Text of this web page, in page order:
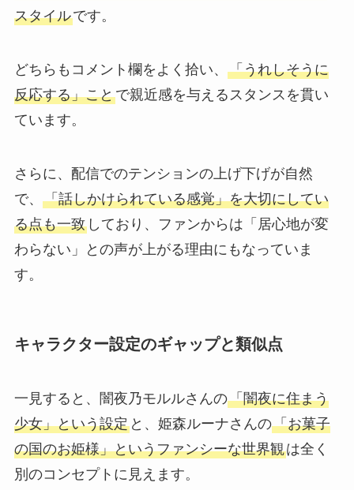
スタイルです。
どちらもコメント欄をよく拾い、 「うれしそうに
反応する」ことで親近感を与えるスタンスを貫い
ています。
さらに、配信でのテンションの上げ下げが自然
で、 「話しかけられている感覚」を大切にしてい
る点も一致しており、ファンからは「居心地が変
わらない」との声が上がる理由にもなっていま
す。
キャラクター設定のギャップと類似点
一見すると、闇夜乃モルルさんの「闇夜に住まう
少女」という設定と、姫森ルーナさんの「お菓子
の国のお姫様」というファンシーな世界観は全く
別のコンセプトに見えます。